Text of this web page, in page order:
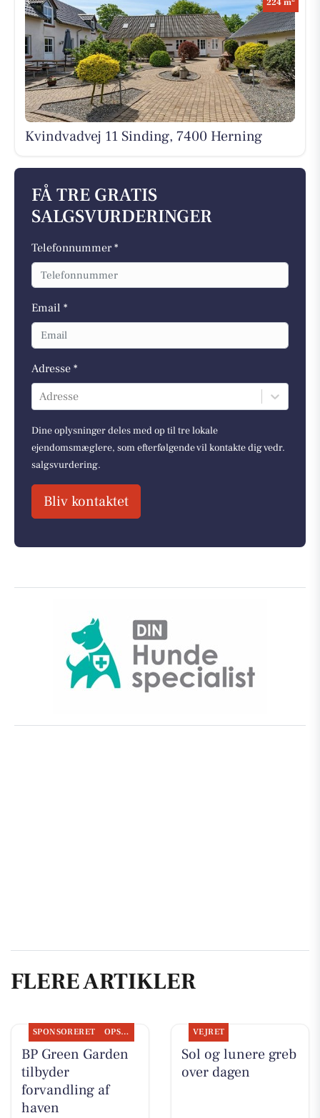
224 m
Kvindvadvej 11 Sinding, 7400 Herning
FÅ TRE GRATIS
SALGSVURDERINGER
Telefonnummer *
Email *
Adresse *
Adresse
Dine oplysninger deles med op til tre lokale
ejendomsmæglere, som efterfølgende vil kontakte dig vedr.
salgsvurdering.
Bliv kontaktet
FLERE ARTIKLER
SPONSORERET OPSLAGSTAVLEN
BP Green Garden
tilbyder
forvandling af
haven
VEJRET
Sol og lunere greb
over dagen